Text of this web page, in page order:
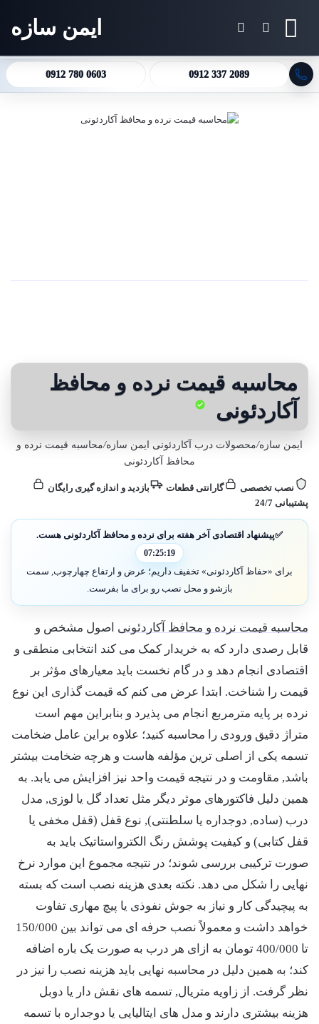
جستجو برای ایمن سازه
0912 780 0603 0912 337 2089
محاسبه قیمت نرده و محافظ
آکاردئونی
ایمن سازه/محصولات درب آکاردئونی ایمن سازه/محاسبه قیمت نرده و
محافظ آکاردئونی
نصب تخصصی گارانتی قطعات
بازدید و اندازه گیری رایگان
پشتیبانی 24/7
07:25:17
✅پیشنهاد اقتصادی آخر هفته برای نرده و محافظ آکاردئونی هست.
برای «حفاظ آکاردئونی» تخفیف داریم؛ عرض و ارتفاع چهارچوب, سمت
بازشو و محل نصب رو برای ما بفرست.
محاسبه قیمت نرده و محافظ آکاردئونی اصول مشخص و
قابل رصدی دارد که به خریدار کمک می کند انتخابی منطقی و
اقتصادی انجام دهد و در گام نخست باید معیارهای مؤثر بر
قیمت را شناخت. ابتدا عرض می کنم که قیمت گذاری این نوع
نرده بر پایه مترمربع انجام می پذیرد و بنابراین مهم است
متراژ دقیق ورودی را محاسبه کنید؛ علاوه براین عامل ضخامت
تسمه یکی از اصلی ترین مؤلفه هاست و هرچه ضخامت بیشتر
باشد, مقاومت و در نتیجه قیمت واحد نیز افزایش می یابد. به
همین دلیل فاکتورهای موثر دیگر مثل تعداد گل یا لوزی, مدل
درب (ساده, دوجداره یا سلطنتی), نوع قفل (قفل مخفی یا
قفل کتابی) و کیفیت پوشش رنگ الکترواستاتیک باید به
صورت ترکیبی بررسی شوند؛ در نتیجه مجموع این موارد نرخ
نهایی را شکل می دهد. نکته بعدی هزینه نصب است که بسته
به پیچیدگی کار و نیاز به جوش نفوذی یا پیچ مهاری تفاوت
خواهد داشت و معمولاً نصب حرفه ای می تواند بین 150/000
تا 400/000 تومان به ازای هر درب به صورت یک باره اضافه
کند؛ به همین دلیل در محاسبه نهایی باید هزینه نصب را نیز در
نظر گرفت. از زاویه متریال, تسمه های نقش دار یا دوبل
هزینه بیشتری دارند و مدل های ایتالیایی یا دوجداره با تسمه